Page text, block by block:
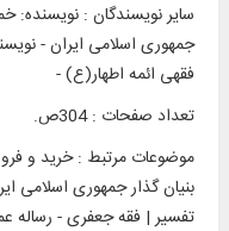
سایر نویسندگان : نویسنده:
جمهوری اسلامی ایران -
فقهی ائمه اطهار(ع) -
تعداد صفحات : 304ص.
موضوعات مرتبط :خرید و